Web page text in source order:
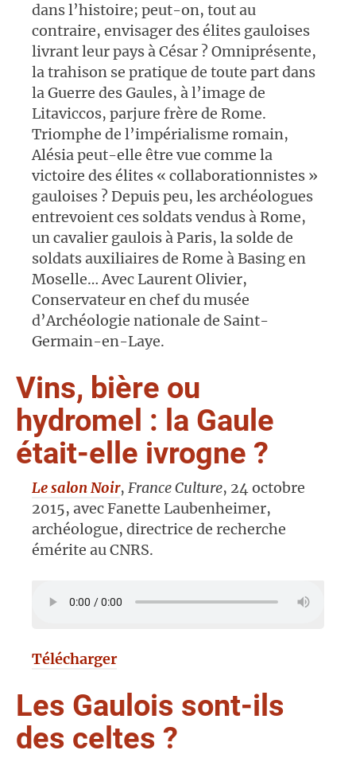
dans l’histoire; peut-on, tout au
contraire, envisager des élites gauloises
livrant leur pays à César ? Omniprésente,
la trahison se pratique de toute part dans
la Guerre des Gaules, à l’image de
Litaviccos, parjure frère de Rome.
Triomphe de l’impérialisme romain,
Alésia peut-elle être vue comme la
victoire des élites « collaborationnistes »
gauloises ? Depuis peu, les archéologues
entrevoient ces soldats vendus à Rome,
un cavalier gaulois à Paris, la solde de
soldats auxiliaires de Rome à Basing en
Moselle… Avec Laurent Olivier,
Conservateur en chef du musée
d’Archéologie nationale de Saint-
Germain-en-Laye.
Vins, bière ou
hydromel : la Gaule
était-elle ivrogne ?
Le salon Noir, France Culture, 24 octobre
2015, avec Fanette Laubenheimer,
archéologue, directrice de recherche
émérite au CNRS.
Télécharger
Les Gaulois sont-ils
des celtes ?